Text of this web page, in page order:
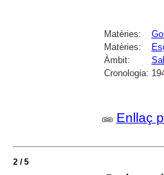
Matèries:
Matèries:
Àmbit:
Cronologia:
Enllaç
2 / 5